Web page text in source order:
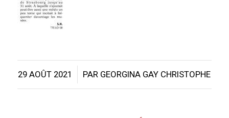
29 AOÛT 2021
/ PAR GEORGINA GAY CHRISTOPHE